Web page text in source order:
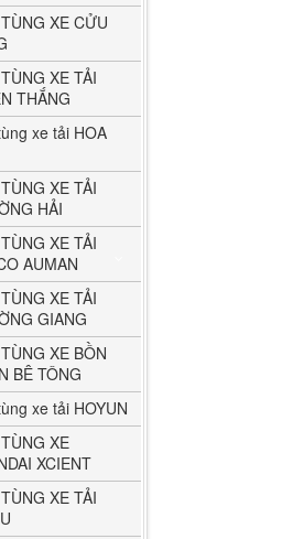
XE CỬU
XE TẢI
THẮNG
xe tải HOA
XE TẢI
HẢI
XE TẢI
AUMAN
XE TẢI
GIANG
XE BỒN
BÊ TÔNG
xe tải HOYUN
XE
XCIENT
XE TẢI